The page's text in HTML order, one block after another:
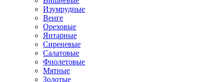
Изумрудные
Венге
Ореховые
Янтарные
Сиреневые
Салатовые
Фиолетовые
Мятные
Золотые